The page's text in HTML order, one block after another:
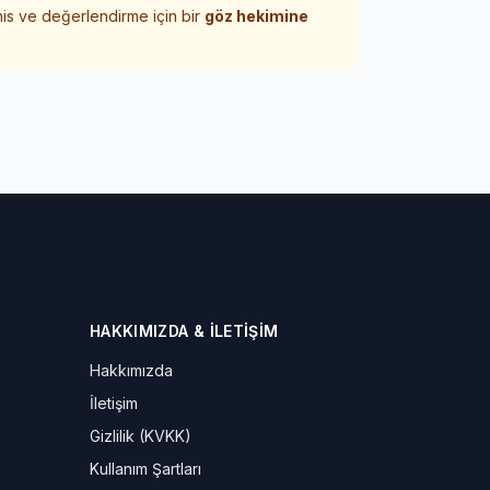
ve değerlendirme için bir göz hekimine
HAKKIMIZDA & İLETIŞIM
Hakkımızda
İletişim
Gizlilik (KVKK)
Kullanım Şartları